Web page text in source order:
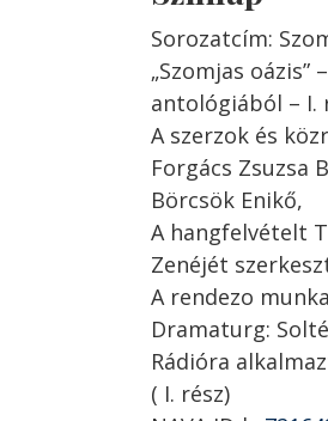
Sorozatcím:
„Szomjas oázis”
antológiából – I.
A szerzok és
Forgács Zsuzsa
Börcsök Enikő,
A hangfelvételt
Zenéjét
A rendezo
Dramaturg:
Rádióra
( I. rész)